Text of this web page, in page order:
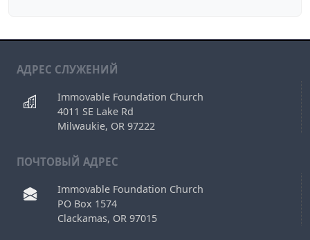
АДРЕС СЛУЖЕНИЙ
Immovable Foundation Church
4011 SE Lake Rd
Milwaukie, OR 97222
ПОЧТОВЫЙ АДРЕС
Immovable Foundation Church
PO Box 1574
Clackamas, OR 97015